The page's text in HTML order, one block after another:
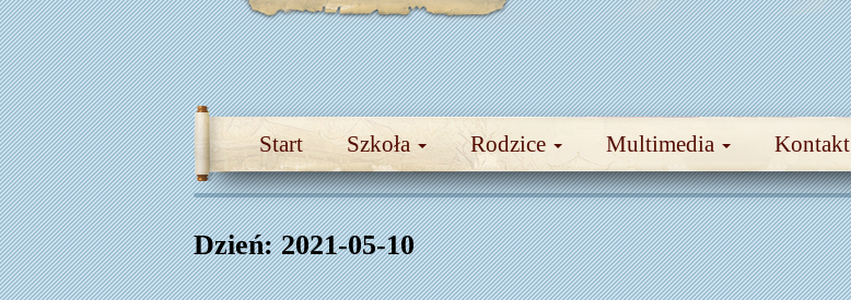
Start Szkoła Rodzice Multimedia Kontakt
Dzień:2021-05-10